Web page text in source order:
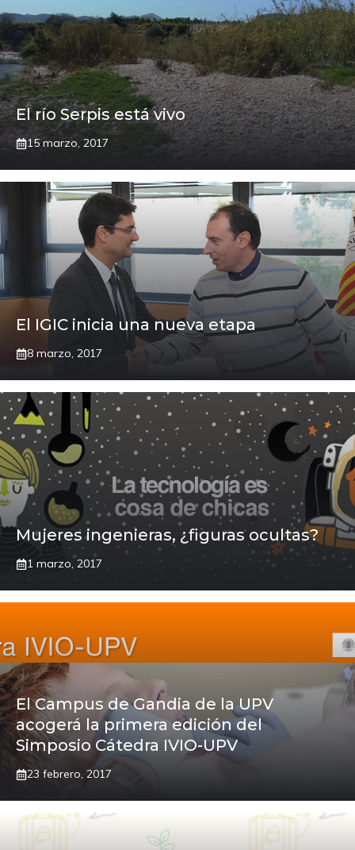
El río Serpis está vivo
15 marzo, 2017
El IGIC inicia una nueva etapa
8 marzo, 2017
Mujeres ingenieras, ¿figuras ocultas?
1 marzo, 2017
El Campus de Gandia de la UPV
acogerá la primera edición del
Simposio Cátedra IVIO-UPV
23 febrero, 2017